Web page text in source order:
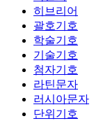
히브리어
괄호기호
학술기호
기술기호
첨자기호
라틴문자
러시아문자
단위기호